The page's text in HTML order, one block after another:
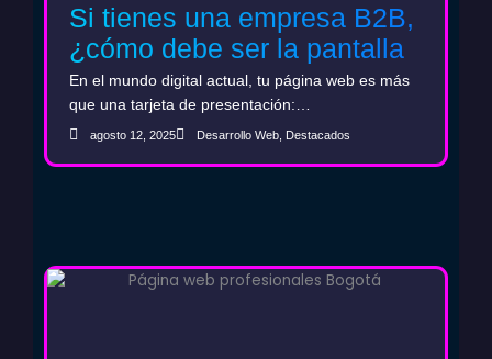
Si tienes una empresa B2B,
¿cómo debe ser la pantalla
de inicio de tu web?
En el mundo digital actual, tu página web es más
que una tarjeta de presentación:…
agosto 12, 2025 Desarrollo Web Destacados